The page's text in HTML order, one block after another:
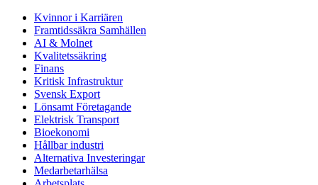
Kvinnor i Karriären
Framtidssäkra Samhällen
AI & Molnet
Kvalitetssäkring
Finans
Kritisk Infrastruktur
Svensk Export
Lönsamt Företagande
Elektrisk Transport
Bioekonomi
Hållbar industri
Alternativa Investeringar
Medarbetarhälsa